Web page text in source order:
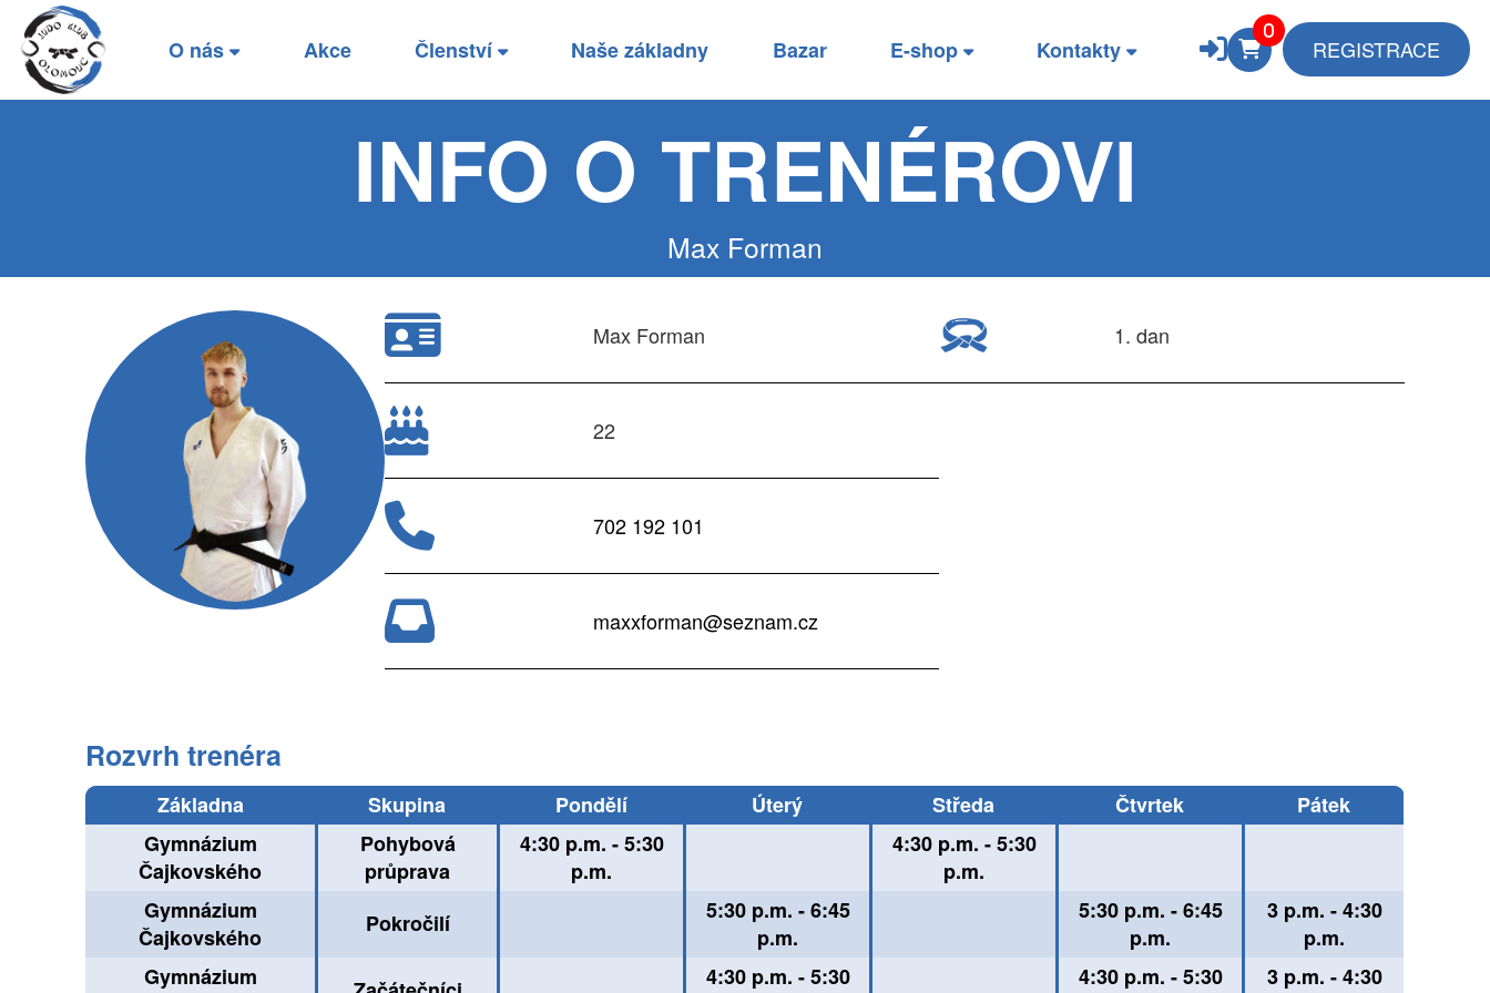
O nás Akce Členství Naše základny Bazar E-shop Kontakty REGISTRACE
INFO O TRENÉROVI
Max Forman
Max Forman
22
702 192 101
maxxforman@seznam.cz
1. dan
Rozvrh trenéra
Základna Skupina Pondělí Úterý Středa Čtvrtek
Pátek
Gymnázium
Čajkovského
Pohybová
průprava
4:30 p.m. - 5:30
p.m.
4:30 p.m. - 5:30
p.m.
Gymnázium
Čajkovského
Pokročilí
5:30 p.m. - 6:45
p.m.
5:30 p.m. - 6:45
p.m.
3 p.m. - 4:30
p.m.
Gymnázium
4:30 p.m. - 5:30
4:30 p.m. - 5:30
3 p.m. - 4:30